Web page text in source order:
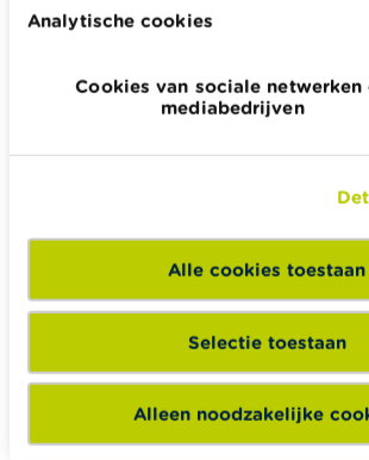
Analytische cookies
Cookies van sociale netwerken
mediabedrijven
Alle cookies toestaan
Selectie toestaan
Alleen noodzakelijke
derdenbeding
Een spaar- of effectenrekening met
derdenbeding ten voordele van het
opneemt. Daarin wijs je het (klein-
het kapitaal hem of haar toekomt.
niet is, kan je steeds zowel de timing
begunstigde veranderen. Je kan ook
geld van de rekening halen. Op de
je het geld of de beleggingen
aangeduide kind en kan je niet meer